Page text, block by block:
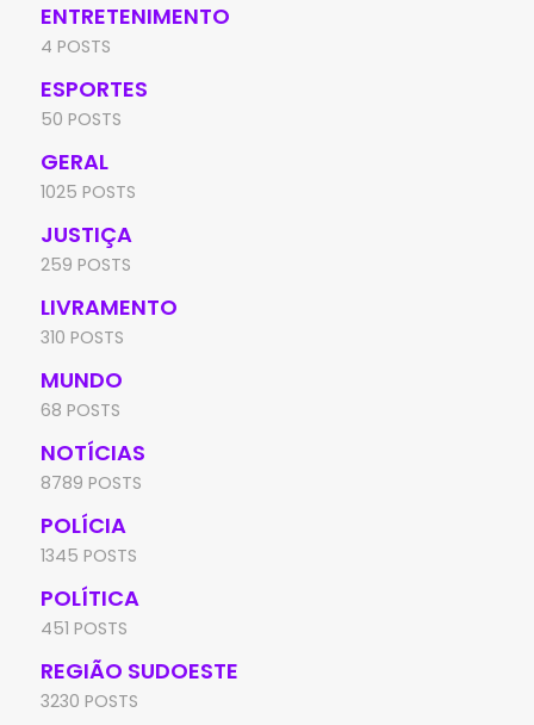
ENTRETENIMENTO
4 POSTS
ESPORTES
50 POSTS
GERAL
1025 POSTS
JUSTIÇA
259 POSTS
LIVRAMENTO
310 POSTS
MUNDO
68 POSTS
NOTÍCIAS
8789 POSTS
POLÍCIA
1345 POSTS
POLÍTICA
451 POSTS
REGIÃO SUDOESTE
3230 POSTS